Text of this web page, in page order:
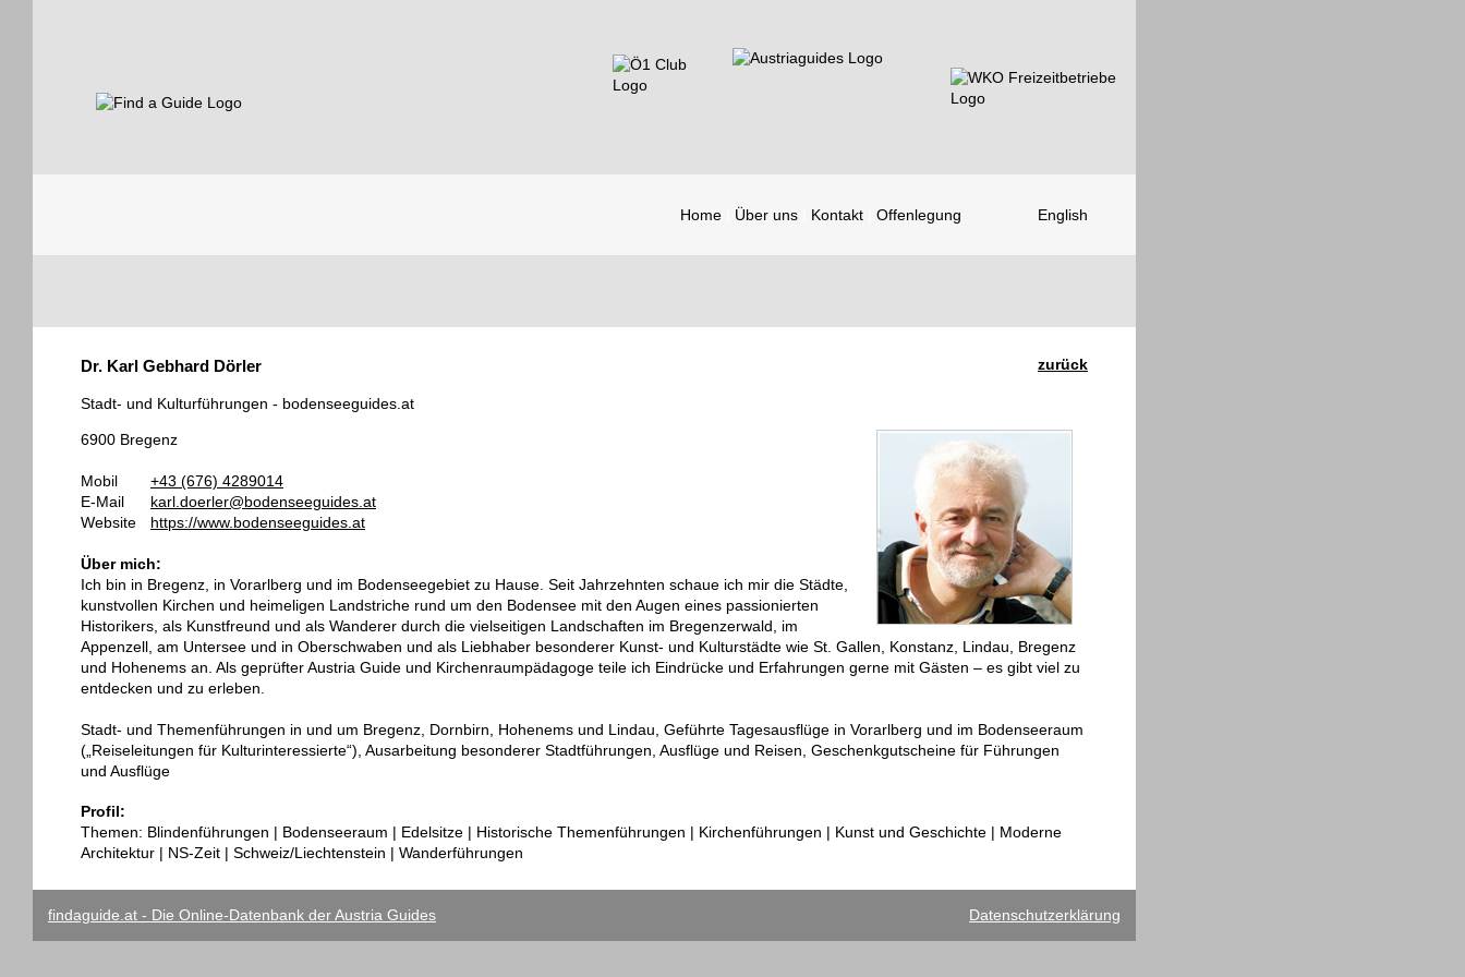
Home Über uns Kontakt Offenlegung English
Guides
zurück
Dr. Karl Gebhard Dörler
Stadt- und Kulturführungen - bodenseeguides.at
6900 Bregenz
Mobil
+43 (676) 4289014
E-Mail
karl.doerler@bodenseeguides.at
Website
https://www.bodenseeguides.at
Über mich:
Ich bin in Bregenz, in Vorarlberg und im Bodenseegebiet zu Hause. Seit Jahrzehnten schaue ich mir die Städte,
kunstvollen Kirchen und heimeligen Landstriche rund um den Bodensee mit den Augen eines passionierten
Historikers, als Kunstfreund und als Wanderer durch die vielseitigen Landschaften im Bregenzerwald, im
Appenzell, am Untersee und in Oberschwaben und als Liebhaber besonderer Kunst- und Kulturstädte wie St. Gallen, Konstanz, Lindau, Bregenz
und Hohenems an. Als geprüfter Austria Guide und Kirchenraumpädagoge teile ich Eindrücke und Erfahrungen gerne mit Gästen – es gibt viel zu
entdecken und zu erleben.
Stadt- und Themenführungen in und um Bregenz, Dornbirn, Hohenems und Lindau, Geführte Tagesausflüge in Vorarlberg und im Bodenseeraum
(„Reiseleitungen für Kulturinteressierte“), Ausarbeitung besonderer Stadtführungen, Ausflüge und Reisen, Geschenkgutscheine für Führungen
und Ausflüge
Profil:
Themen: Blindenführungen | Bodenseeraum | Edelsitze | Historische Themenführungen | Kirchenführungen | Kunst und Geschichte | Moderne
Architektur | NS-Zeit | Schweiz/Liechtenstein | Wanderführungen
findaguide.at - Die Online-Datenbank der Austria Guides Datenschutzerklärung